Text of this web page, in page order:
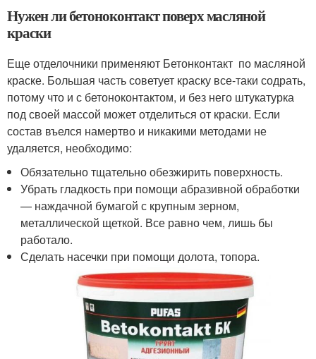
Нужен ли бетоноконтакт поверх масляной
краски
Еще отделочники применяют Бетонконтакт по масляной
краске. Большая часть советует краску все-таки содрать,
потому что и с бетоноконтактом, и без него штукатурка
под своей массой может отделиться от краски. Если
состав въелся намертво и никакими методами не
удаляется, необходимо:
Обязательно тщательно обезжирить поверхность.
Убрать гладкость при помощи абразивной обработки
— наждачной бумагой с крупным зерном,
металлической щеткой. Все равно чем, лишь бы
работало.
Сделать насечки при помощи долота, топора.